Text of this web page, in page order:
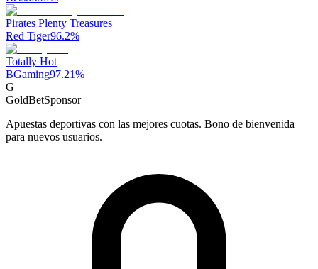
Pirates Plenty Treasures
Red Tiger96.2%
Totally Hot
BGaming97.21%
G
GoldBetSponsor
Apuestas deportivas con las mejores cuotas. Bono de bienvenida
para nuevos usuarios.